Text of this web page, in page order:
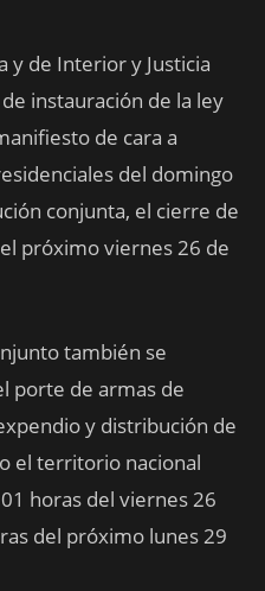
y de Interior y Justicia
instauración de la ley
de cara a
del domingo
conjunta, el cierre de
próximo viernes 26 de
también se
porte de armas de
y distribución de
el territorio nacional
horas del viernes 26
del próximo lunes 29